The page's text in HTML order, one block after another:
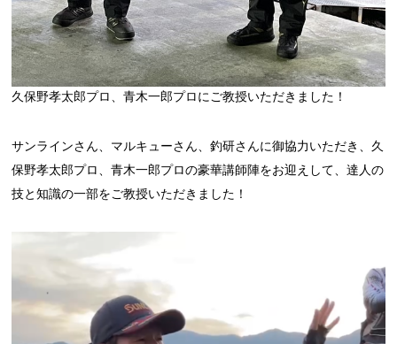
久保野孝太郎プロ、青木一郎プロにご教授いただきました！
サンラインさん、マルキューさん、釣研さんに御協力いただき、久
保野孝太郎プロ、青木一郎プロの豪華講師陣をお迎えして、達人の
技と知識の一部をご教授いただきました！